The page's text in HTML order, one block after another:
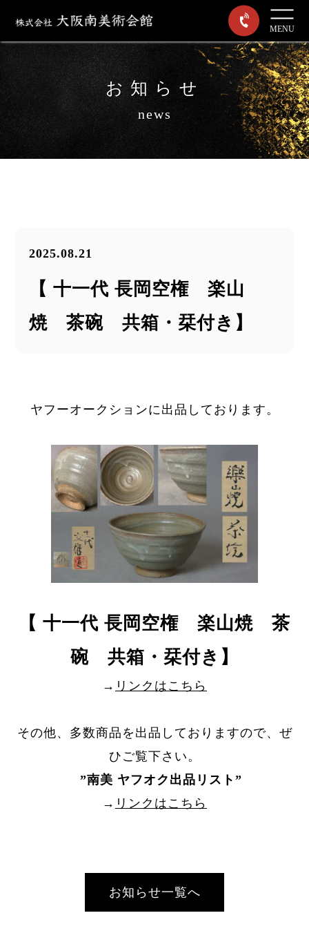
MENU
お知らせ
news
2025.08.21
【 十一代 長岡空権 楽山
焼 茶碗 共箱・栞付き】
ヤフーオークションに出品しております。
【 十一代 長岡空権 楽山焼 茶
碗 共箱・栞付き】
→ リンクはこちら
その他、多数商品を出品しておりますので、ぜ
ひご覧下さい。
”南美 ヤフオク出品リスト ”
→ リンクはこちら
お知らせ一覧へ